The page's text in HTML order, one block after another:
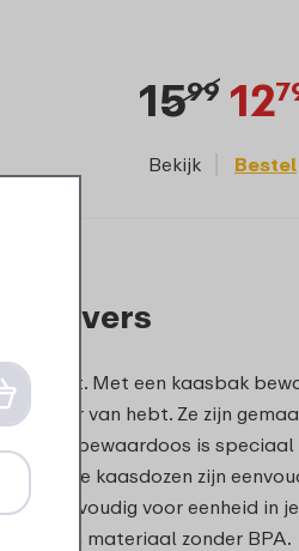
1599 12
Bekijk Bestel
vers
Met een kaasbak
plezier van hebt. Ze zijn
kaas bewaardoos is
De kaasdozen zijn
je eenvoudig voor eenheid in
van materiaal zonder BPA.